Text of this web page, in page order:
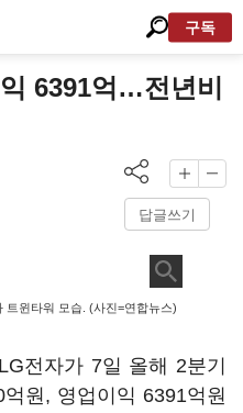
구독
6391억…전년비
답글쓰기
트윈타워 모습. (사진=연합뉴스)
전자가 7일 올해 2분기
원, 영업이익 6391억원